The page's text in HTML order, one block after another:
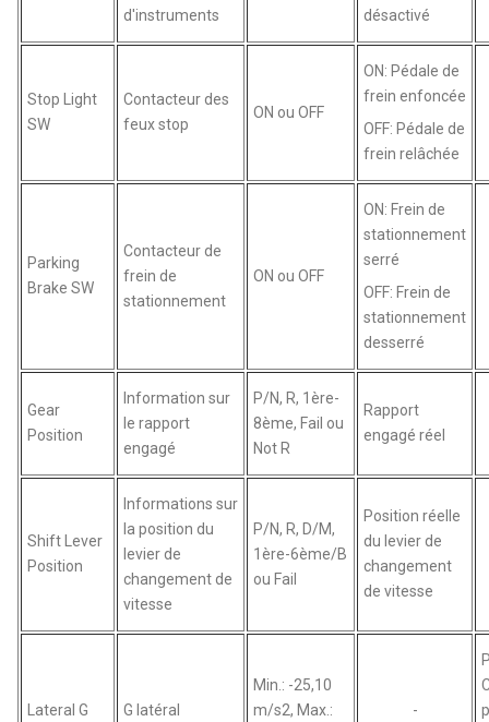
d'instruments
désactivé
Stop Light
SW
Contacteur des
feux stop
ON ou OFF
ON: Pédale de
frein enfoncée
OFF: Pédale de
frein relâchée
Parking
Brake SW
Contacteur de
frein de
stationnement
ON ou OFF
ON: Frein de
stationnement
serré
OFF: Frein de
stationnement
desserré
Gear
Position
Information sur
le rapport
engagé
P/N, R, 1ère-
8ème, Fail ou
Not R
Rapport
engagé réel
Shift Lever
Position
Informations sur
la position du
levier de
changement de
vitesse
P/N, R, D/M,
1ère-6ème/B
ou Fail
Position réelle
du levier de
changement
de vitesse
Lateral G G latéral
Min.: -25,10
m/s2, Max.:
-